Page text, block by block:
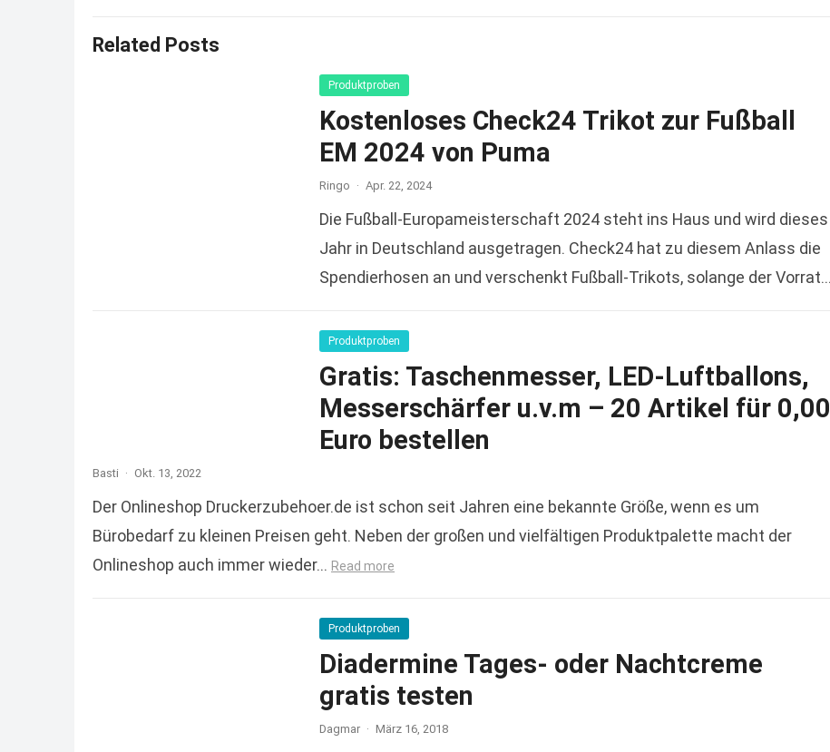
Related Posts
Produktproben
Kostenloses Check24 Trikot zur Fußball
EM 2024 von Puma
Ringo · Apr. 22, 2024
Die Fußball-Europameisterschaft 2024 steht ins Haus und wird dieses
Jahr in Deutschland ausgetragen. Check24 hat zu diesem Anlass die
Spendierhosen an und verschenkt Fußball-Trikots, solange der Vorrat
Produktproben
Gratis: Taschenmesser, LED-Luftballons,
Messerschärfer u.v.m – 20 Artikel für 0,00
Euro bestellen
Basti · Okt. 13, 2022
Der Onlineshop Druckerzubehoer.de ist schon seit Jahren eine bekannte Größe, wenn es um
Bürobedarf zu kleinen Preisen geht. Neben der großen und vielfältigen Produktpalette macht der
Onlineshop auch immer wieder… Read more
Produktproben
Diadermine Tages- oder Nachtcreme
gratis testen
Dagmar · März 16, 2018